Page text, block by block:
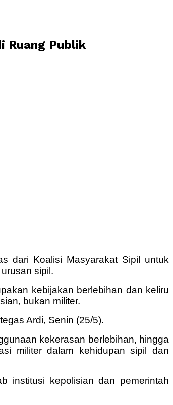
Ruang Publik
dari Koalisi Masyarakat Sipil untuk
sipil.
kebijakan berlebihan dan keliru
bukan militer.
Ardi, Senin (25/5).
kekerasan berlebihan, hingga
militer dalam kehidupan sipil dan
institusi kepolisian dan pemerintah